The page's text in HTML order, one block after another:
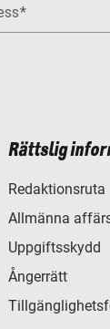
Rättslig
Redaktionsruta
Allmänna
Uppgiftsskydd
Ångerrätt